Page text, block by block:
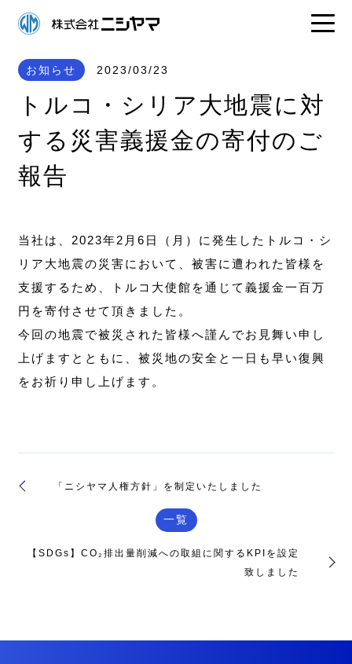
お知らせ 2023/03/23
トルコ・シリア大地震に対
する災害義援金の寄付のご
報告
当社は、2023年2月6日（月）に発生したトルコ・シ
リア大地震の災害において、被害に遭われた皆様を
支援するため、トルコ大使館を通じて義援金一百万
円を寄付させて頂きました。
今回の地震で被災された皆様へ謹んでお見舞い申し
上げますとともに、被災地の安全と一日も早い復興
をお祈り申し上げます。
「ニシヤマ人権方針」を制定いたしました
一覧
【SDGs】CO₂排出量削減への取組に関するKPIを設定
致しました